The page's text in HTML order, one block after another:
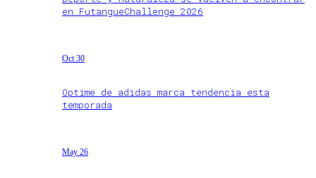
en FutangueChallenge 2026
Oct 30
Optime de adidas marca tendencia esta
temporada
May 26